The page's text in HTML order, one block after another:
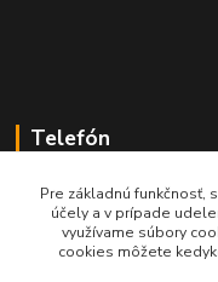
Telefón
+421 905 622 625
obchod@nozeplus.sk
Pre základnú funkčnosť,
účely a v prípade
využívame súbory
cookies môžete